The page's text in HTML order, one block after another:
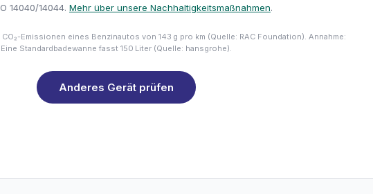
14040/14044. Mehr über unsere Nachhaltigkeitsmaßnahmen.
Emissionen eines Benzinautos von 143 g pro km (Quelle: RAC Foundation). Annahme:
Eine Standardbadewanne fasst 150 Liter (Quelle: hansgrohe).
Anderes Gerät prüfen